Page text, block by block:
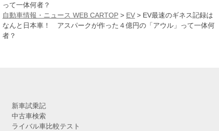
ブ
って一体何者？
自動車情報・ニュース WEB CARTOP > EV > EV最速のギネス記録は
なんと日本車！ アスパークが作った４億円の「アウル」って一体何
者？
新車試乗記
中古車検索
ライバル車比較テスト